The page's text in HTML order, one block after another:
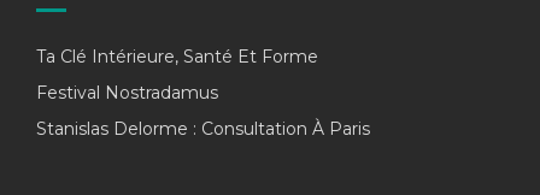
Ta Clé Intérieure, Santé Et Forme
Festival Nostradamus
Stanislas Delorme : Consultation À Paris